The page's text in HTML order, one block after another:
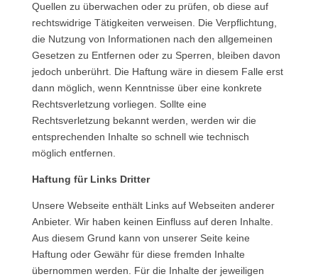
Quellen zu überwachen oder zu prüfen, ob diese auf
rechtswidrige Tätigkeiten verweisen. Die Verpflichtung,
die Nutzung von Informationen nach den allgemeinen
Gesetzen zu Entfernen oder zu Sperren, bleiben davon
jedoch unberührt. Die Haftung wäre in diesem Falle erst
dann möglich, wenn Kenntnisse über eine konkrete
Rechtsverletzung vorliegen. Sollte eine
Rechtsverletzung bekannt werden, werden wir die
entsprechenden Inhalte so schnell wie technisch
möglich entfernen.
Haftung für Links Dritter
Unsere Webseite enthält Links auf Webseiten anderer
Anbieter. Wir haben keinen Einfluss auf deren Inhalte.
Aus diesem Grund kann von unserer Seite keine
Haftung oder Gewähr für diese fremden Inhalte
übernommen werden. Für die Inhalte der jeweiligen